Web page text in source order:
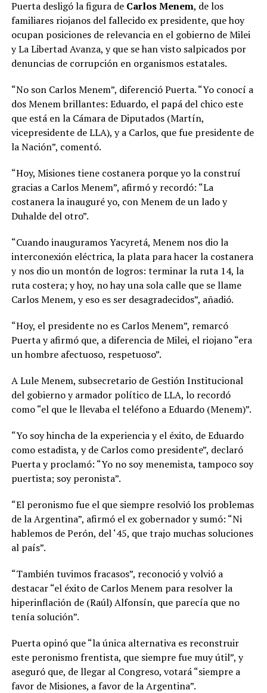
Puerta desligó la figura de Carlos Menem, de los
familiares riojanos del fallecido ex presidente, que hoy
ocupan posiciones de relevancia en el gobierno de Milei
y La Libertad Avanza, y que se han visto salpicados por
denuncias de corrupción en organismos estatales.
“No son Carlos Menem”, diferenció Puerta. “Yo conocí a
dos Menem brillantes: Eduardo, el papá del chico este
que está en la Cámara de Diputados (Martín,
vicepresidente de LLA), y a Carlos, que fue presidente de
la Nación”, comentó.
“Hoy, Misiones tiene costanera porque yo la construí
gracias a Carlos Menem”, afirmó y recordó: “La
costanera la inauguré yo, con Menem de un lado y
Duhalde del otro”.
“Cuando inauguramos Yacyretá, Menem nos dio la
interconexión eléctrica, la plata para hacer la costanera
y nos dio un montón de logros: terminar la ruta 14, la
ruta costera; y hoy, no hay una sola calle que se llame
Carlos Menem, y eso es ser desagradecidos”, añadió.
“Hoy, el presidente no es Carlos Menem”, remarcó
Puerta y afirmó que, a diferencia de Milei, el riojano “era
un hombre afectuoso, respetuoso”.
A Lule Menem, subsecretario de Gestión Institucional
del gobierno y armador político de LLA, lo recordó
como “el que le llevaba el teléfono a Eduardo (Menem)”.
“Yo soy hincha de la experiencia y el éxito, de Eduardo
como estadista, y de Carlos como presidente”, declaró
Puerta y proclamó: “Yo no soy menemista, tampoco soy
puertista; soy peronista”.
“El peronismo fue el que siempre resolvió los problemas
de la Argentina”, afirmó el ex gobernador y sumó: “Ni
hablemos de Perón, del ‘45, que trajo muchas soluciones
al país”.
“También tuvimos fracasos”, reconoció y volvió a
destacar “el éxito de Carlos Menem para resolver la
hiperinflación de (Raúl) Alfonsín, que parecía que no
tenía solución”.
Puerta opinó que “la única alternativa es reconstruir
este peronismo frentista, que siempre fue muy útil”, y
aseguró que, de llegar al Congreso, votará “siempre a
favor de Misiones, a favor de la Argentina”.